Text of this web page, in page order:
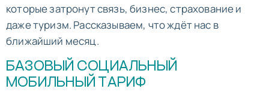
которые затронут связь, бизнес, страхование и
даже туризм. Рассказываем, что ждёт нас в
ближайший месяц.
БАЗОВЫЙ СОЦИАЛЬНЫЙ
МОБИЛЬНЫЙ ТАРИФ